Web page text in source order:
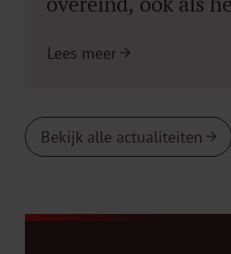
Lees meer
Bekijk alle actualiteiten